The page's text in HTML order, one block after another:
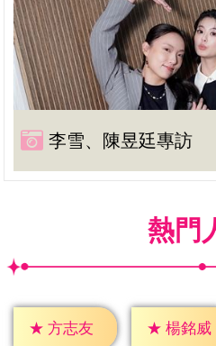
李雪、陳昱廷專訪
熱門
★ 方志友 ★ 楊銘威